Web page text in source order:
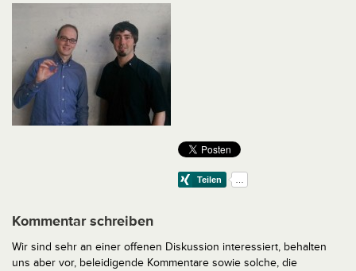
Kommentar schreiben
Wir sind sehr an einer offenen Diskussion interessiert, behalten
uns aber vor, beleidigende Kommentare sowie solche, die